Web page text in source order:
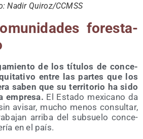
Nadir Quiroz/​CCMSS
fores­ta­
de los títu­los de con­ce­
entre las par­tes que los
saben que su terri­to­rio ha sido
empre­sa. El Esta­do mexi­cano da
avi­sar, mucho menos con­sul­tar,
arri­ba del sub­sue­lo con­ce­
en el país.